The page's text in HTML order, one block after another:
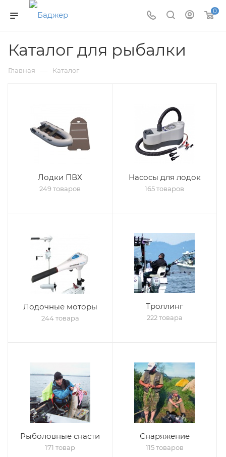
0
Каталог для рыбалки
Главная — Каталог
Лодки ПВХ
249 товаров
Насосы для лодок
165 товаров
Лодочные моторы
244 товара
Троллинг
222 товара
Рыболовные снасти
171 товар
Снаряжение
115 товаров